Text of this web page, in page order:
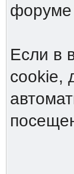
Если в
cookie,